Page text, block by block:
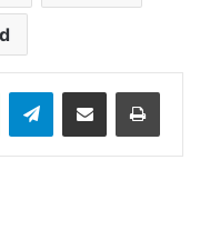
WhatsAppTelegramBagikan melalui Email Cetak